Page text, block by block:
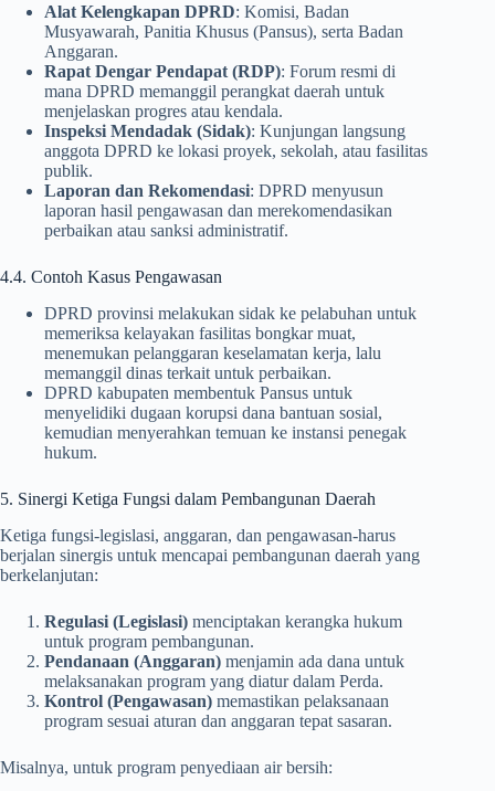
Alat Kelengkapan DPRD: Komisi, Badan
Musyawarah, Panitia Khusus (Pansus), serta Badan
Anggaran.
Rapat Dengar Pendapat (RDP): Forum resmi di
mana DPRD memanggil perangkat daerah untuk
menjelaskan progres atau kendala.
Inspeksi Mendadak (Sidak): Kunjungan langsung
anggota DPRD ke lokasi proyek, sekolah, atau fasilitas
publik.
Laporan dan Rekomendasi: DPRD menyusun
laporan hasil pengawasan dan merekomendasikan
perbaikan atau sanksi administratif.
4.4. Contoh Kasus Pengawasan
DPRD provinsi melakukan sidak ke pelabuhan untuk
memeriksa kelayakan fasilitas bongkar muat,
menemukan pelanggaran keselamatan kerja, lalu
memanggil dinas terkait untuk perbaikan.
DPRD kabupaten membentuk Pansus untuk
menyelidiki dugaan korupsi dana bantuan sosial,
kemudian menyerahkan temuan ke instansi penegak
hukum.
5. Sinergi Ketiga Fungsi dalam Pembangunan Daerah
Ketiga fungsi-legislasi, anggaran, dan pengawasan-harus
berjalan sinergis untuk mencapai pembangunan daerah yang
berkelanjutan:
Regulasi (Legislasi) menciptakan kerangka hukum
untuk program pembangunan.
Pendanaan (Anggaran) menjamin ada dana untuk
melaksanakan program yang diatur dalam Perda.
Kontrol (Pengawasan) memastikan pelaksanaan
program sesuai aturan dan anggaran tepat sasaran.
Misalnya, untuk program penyediaan air bersih: